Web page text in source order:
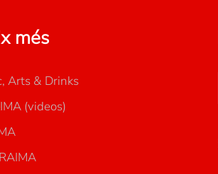
més
Arts & Drinks
(videos)